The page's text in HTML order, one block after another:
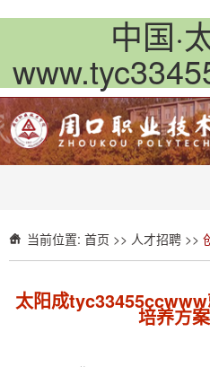
中国·
当前位置: 首页 >> 人才招聘 >>
太阳成
培养方